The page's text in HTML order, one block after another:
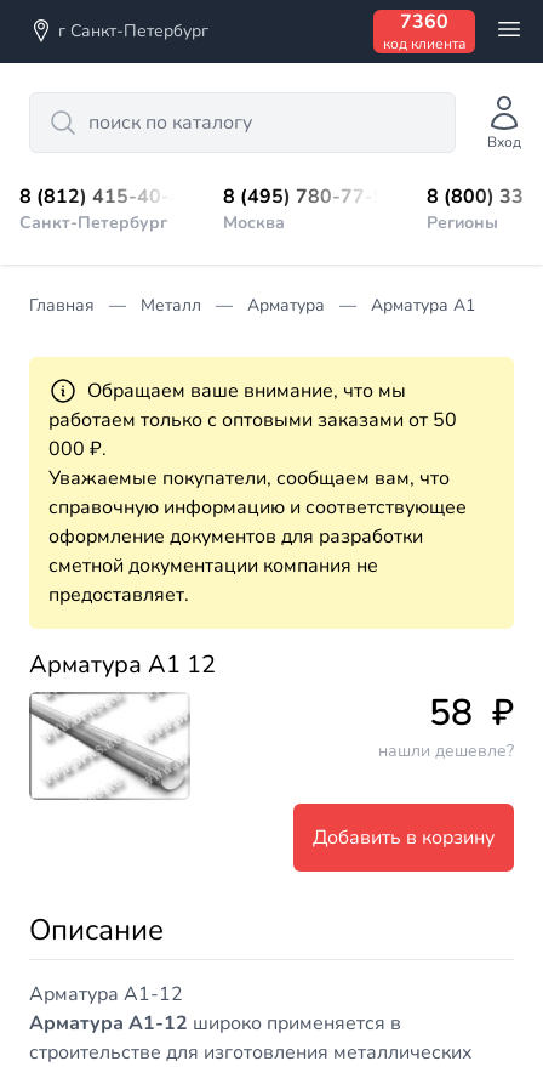
г Санкт-Петербург 7360
код клиента
Search
Вход
8 (812) 415-40-45
Санкт-Петербург
8 (495) 780-77-98
Москва
8 (800)
Регионы
Главная Металл Арматура Арматура А1
Обращаем ваше внимание, что мы
работаем только с оптовыми заказами от 50
000 ₽.
Уважаемые покупатели, сообщаем вам, что
справочную информацию и соответствующее
оформление документов для разработки
сметной документации компания не
предоставляет.
Арматура А1 12
58 ₽
нашли дешевле?
Добавить в корзину
Описание
Арматура А1-12
Арматура А1-12 широко применяется в
строительстве для изготовления металлических